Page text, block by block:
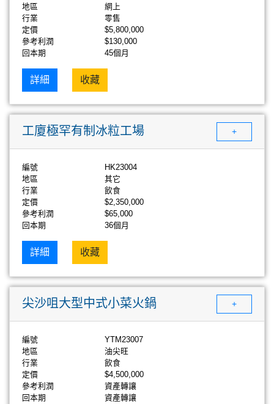
地區
網上
行業
零售
定價
$5,800,000
參考利潤
$130,000
回本期
45個月
詳細 收藏
工廈極罕有制冰粒工場 +
編號
HK23004
地區
其它
行業
飲食
定價
$2,350,000
參考利潤
$65,000
回本期
36個月
詳細 收藏
尖沙咀大型中式小菜火鍋 +
編號
YTM23007
地區
油尖旺
行業
飲食
定價
$4,500,000
參考利潤
資產轉讓
回本期
資產轉讓